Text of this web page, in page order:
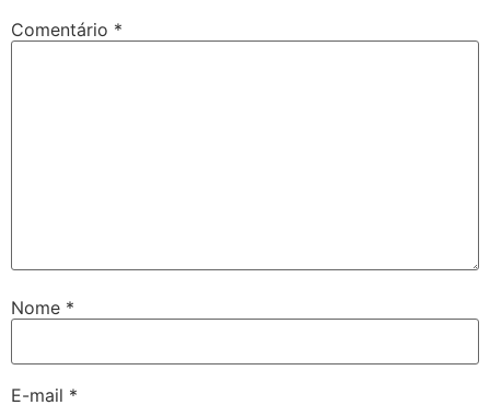
Comentário *
Nome *
E-mail *